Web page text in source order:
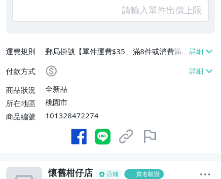
運費規則
郵局掛號【單件運費$35、滿8件或消費滿
$3500免運費】
付款方式
商品狀況
全新品
所在地區
桃園市
商品編號
101328472274
懷舊柑仔店 店鋪 實名驗證